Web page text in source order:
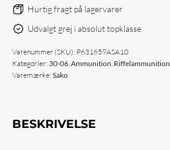
Gram
174gr
20
stk
antal
Hurtig fragt på lagervarer
Udvalgt grej i absolut topklasse
Varenummer (SKU): P631659ASA10
Kategorier: 30-06,Ammunition, Riffelammunition
Varemærke: Sako
BESKRIVELSE